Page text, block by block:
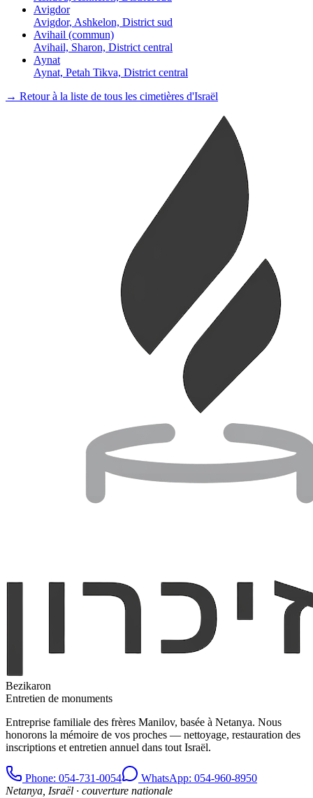
Avigdor
Avigdor, Ashkelon, District sud
Avihail (commun)
Avihail, Sharon, District central
Aynat
Aynat, Petah Tikva, District central
→ Retour à la liste de tous les cimetières d'Israël
Bezikaron
Entretien de monuments
Entreprise familiale des frères Manilov, basée à Netanya. Nous
honorons la mémoire de vos proches — nettoyage, restauration des
inscriptions et entretien annuel dans tout Israël.
Phone: 054-731-0054
WhatsApp: 054-960-8950
Netanya, Israël · couverture nationale